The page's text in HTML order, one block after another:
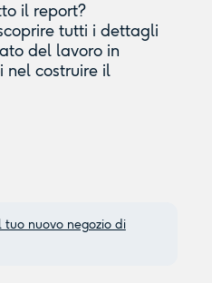
il report?
tutti i dettagli
del lavoro in
nel costruire il
tuo nuovo negozio di